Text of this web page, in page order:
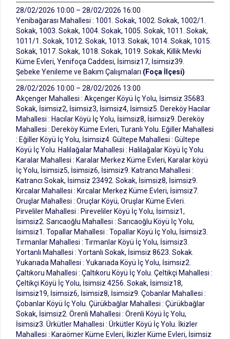
28/02/2026 10:00 – 28/02/2026 16:00
Yenibağarası Mahallesi : 1001. Sokak, 1002. Sokak, 1002/1.
Sokak, 1003. Sokak, 1004. Sokak, 1005. Sokak, 1011. Sokak,
1011/1. Sokak, 1012. Sokak, 1013. Sokak, 1014. Sokak, 1015.
Sokak, 1017. Sokak, 1018. Sokak, 1019. Sokak, Killik Mevki
Küme Evleri, Yenifoça Caddesi, İsimsiz17, İsimsiz39.
Şebeke Yenileme ve Bakım Çalışmaları (Foça İlçesi)
28/02/2026 10:00 – 28/02/2026 13:00
Akçenger Mahallesi : Akçenger Köyü İç Yolu, İsimsiz 35683.
Sokak, İsimsiz2, İsimsiz3, İsimsiz4, İsimsiz5. Dereköy Hacılar
Mahallesi : Hacılar Köyü İç Yolu, İsimsiz8, İsimsiz9. Dereköy
Mahallesi : Dereköy Küme Evleri, Turanlı Yolu. Eğiller Mahallesi
: Eğiller Köyü İç Yolu, İsimsiz4. Gültepe Mahallesi : Gültepe
Köyü İç Yolu. Halilağalar Mahallesi : Halilağalar Köyü İç Yolu.
Karalar Mahallesi : Karalar Merkez Küme Evleri, Karalar köyü
İç Yolu, İsimsiz5, İsimsiz6, İsimsiz9. Katrancı Mahallesi :
Katrancı Sokak, İsimsiz 23492. Sokak, İsimsiz8, İsimsiz9.
Kırcalar Mahallesi : Kırcalar Merkez Küme Evleri, İsimsiz7.
Oruşlar Mahallesi : Oruçlar Köyü, Oruşlar Küme Evleri.
Pirveliler Mahallesi : Pireveliler Köyü İç Yolu, İsimsiz1,
İsimsiz2. Sarıcaoğlu Mahallesi : Sarıcaoğlu Köyü İç Yolu,
İsimsiz1. Topallar Mahallesi : Topallar Köyü İç Yolu, İsimsiz3.
Tırmanlar Mahallesi : Tırmanlar Köyü İç Yolu, İsimsiz3.
Yortanlı Mahallesi : Yortanlı Sokak, İsimsiz 8623. Sokak.
Yukarıada Mahallesi : Yukarıada Köyü İç Yolu, İsimsiz2.
Çaltıkoru Mahallesi : Çaltıkoru Köyü İç Yolu. Çeltikçi Mahallesi :
Çeltikçi Köyü İç Yolu, İsimsiz 4256. Sokak, İsimsiz18,
İsimsiz19, İsimsiz6, İsimsiz8, İsimsiz9. Çobanlar Mahallesi :
Çobanlar Köyü İç Yolu. Çürükbağlar Mahallesi : Çürükbağlar
Sokak, İsimsiz2. Örenli Mahallesi : Örenli Köyü İç Yolu,
İsimsiz3. Ürkütler Mahallesi : Ürkütler Köyü İç Yolu. İkizler
Mahallesi : Karaömer Küme Evleri, İkizler Küme Evleri, İsimsiz